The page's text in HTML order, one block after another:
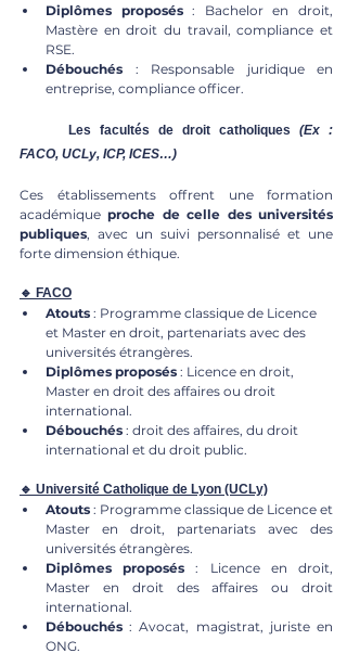
Diplômes proposés : Bachelor en droit,
Mastère en droit du travail, compliance et
RSE.
Débouchés : Responsable juridique en
entreprise, compliance officer.
	Les facultés de droit catholiques
(Ex :
FACO, UCLy, ICP, ICES…)
Ces établissements offrent une formation
académique proche de celle des universités
publiques, avec un suivi personnalisé et une
forte dimension éthique.
🔹 FACO
Atouts : Programme classique de Licence
et Master en droit, partenariats avec des
universités étrangères.
Diplômes proposés : Licence en droit,
Master en droit des affaires ou droit
international.
Débouchés : droit des affaires, du droit
international et du droit public.
🔹 Université Catholique de Lyon (UCLy)
Atouts : Programme classique de Licence et
Master en droit, partenariats avec des
universités étrangères.
Diplômes proposés : Licence en droit,
Master en droit des affaires ou droit
international.
Débouchés : Avocat, magistrat, juriste en
ONG.